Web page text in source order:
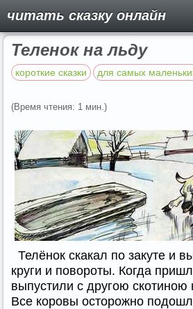
читать сказку онлайн
Теленок на льду
короткие сказки для самых
(Время чтения: 1 мин.)
Телёнок скакал по закуте и
круги и повороты. Когда
выпустили с другою
Все коровы осторожно